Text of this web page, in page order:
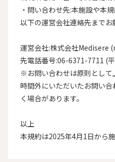
・問い合わせ先:本施設や本
以下の運営会社連絡先までお
運営会社:株式会社Medisere
先電話番号:06-6371-7711 (
※お問い合わせは原則として
時間外にいただいたお問い
く場合があります。
以上
本規約は2025年4月1日から施